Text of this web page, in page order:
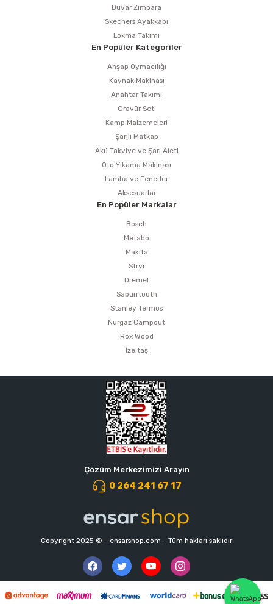
Duvar Zımpara
Skechers Ayakkabı
Lokma Takımı
En Popüler Kategoriler
Ahşap Oymacılığı
Kaynak Makinası
Anahtar Takımı
Gravür Seti
Kamp Malzemeleri
Şarjlı Matkap
Akü Takviye ve Şarj Aleti
Oto Yıkama Makinası
Lamba ve Fenerler
Aksesuarlar
En Popüler Markalar
Bosch
Metabo
Makita
Stryi
Dremel
Saburrtooth
Stanley Termos
Nurgaz Campout
Rox Wood
İzeltaş
Çözüm Merkezimizi Arayın
0 264 241 67 17
Copyright 2025 © - ensarshop.com - Tüm hakları saklıdır